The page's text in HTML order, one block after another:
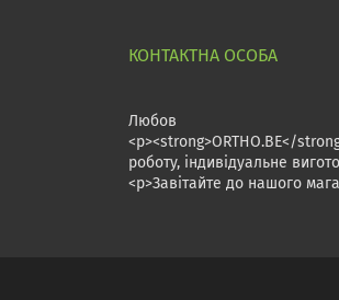
Любов
<p><strong>ORTHO.BE</
роботу, індивідуальне
<p>Завітайте до нашого